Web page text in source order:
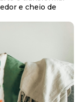
e cheio de